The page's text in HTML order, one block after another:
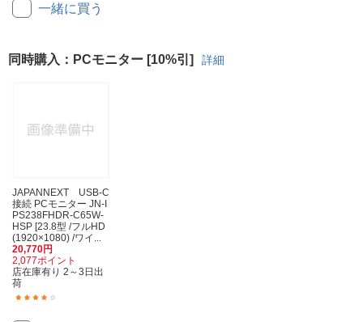
一緒に買う
同時購入：PCモニター [10%引] 詳細
JAPANNEXT USB-C
接続 PCモニター JN-I
PS238FHDR-C65W-
HSP [23.8型 /フルHD
(1920×1080) /ワイ...
20,770円
2,077ポイント
店在庫有り 2～3日出
荷